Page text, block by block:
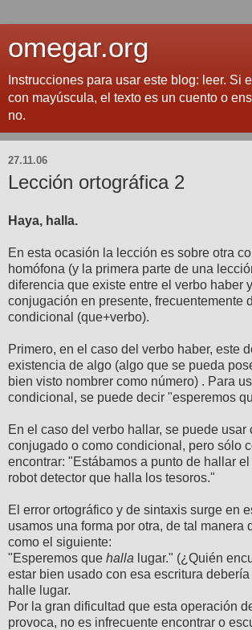
omegar.org
Instrucciones para usar este blog: leer. Si
con mayúscula, el texto es un cuento o
no.
27.11.06
Lección ortográfica 2
Haya, halla.
En esta ocasión la lección es sobre otra
homófona (y la primera parte de una
diferencia que existe entre el verbo haber
conjugación en presente, frecuentemente
condicional (que+verbo).
Primero, en el caso del verbo haber, este
existencia de algo (algo que se pueda
bien visto nombrer como número) . Para
condicional, se puede decir "esperemos
En el caso del verbo hallar, se puede usar
conjugado o como condicional, pero sólo
encontrar: "Estábamos a punto de hallar el
robot detector que halla los tesoros."
El error ortográfico y de sintaxis surge en
usamos una forma por otra, de tal manera
como el siguiente:
"Esperemos que halla lugar." (¿Quién
estar bien usado con esa escritura debería
halle lugar.
Por la gran dificultad que esta operación
provoca, no es infrecuente encontrar o